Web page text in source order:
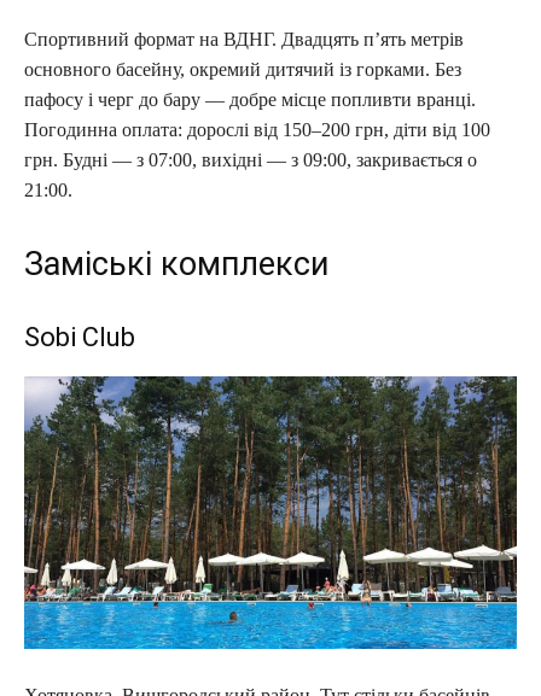
Спортивний формат на ВДНГ. Двадцять п’ять метрів
основного басейну, окремий дитячий із горками. Без
пафосу і черг до бару — добре місце попливти вранці.
Погодинна оплата: дорослі від 150–200 грн, діти від 100
грн. Будні — з 07:00, вихідні — з 09:00, закривається о
21:00.
Заміські комплекси
Sobi Club